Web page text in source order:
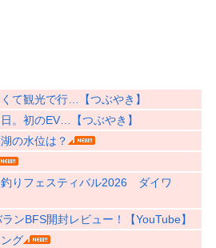
て観光で行…【つぶやき】
。初のEV…【つぶやき】
の水位は？
りフェスティバル2026 ダイワ
ンBFS開封レビュー！【YouTube】
グ